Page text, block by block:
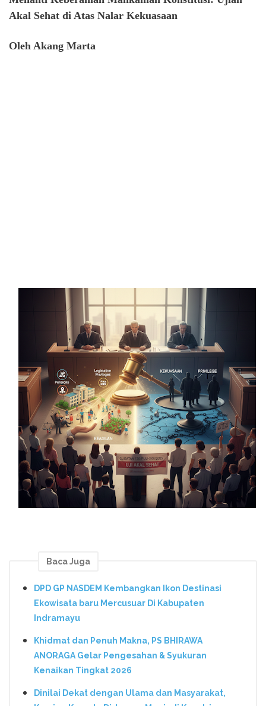
Akal Sehat di Atas Nalar Kekuasaan
Oleh Akang Marta
Baca Juga
DPD GP NASDEM Kembangkan Ikon Destinasi
Ekowisata baru Mercusuar Di Kabupaten
Indramayu
Khidmat dan Penuh Makna, PS BHIRAWA
ANORAGA Gelar Pengesahan & Syukuran
Kenaikan Tingkat 2026
Dinilai Dekat dengan Ulama dan Masyarakat,